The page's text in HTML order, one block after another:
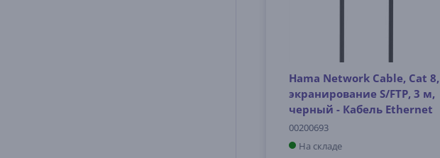
Hama Network Cable, Cat 8,
экранирование S/FTP, 3 м,
черный - Кабель Ethernet
00200693
На складе